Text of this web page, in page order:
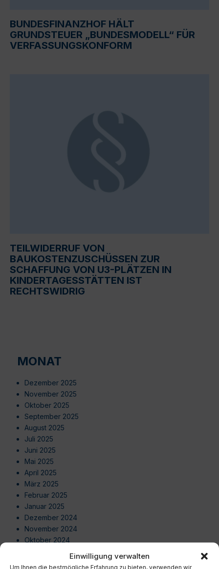
Einwilligung verwalten
Um Ihnen die bestmögliche Erfahrung zu bieten, verwenden wir
BUNDESFINANZHOF HÄLT
GRUNDSTEUER „BUNDESMODELL“ FÜR
VERFASSUNGSKONFORM
TEILWIDERRUF VON
BAUKOSTENZUSCHÜSSEN ZUR
SCHAFFUNG VON U3-PLÄTZEN IN
KINDERTAGESSTÄTTEN IST
RECHTSWIDRIG
MONAT
Dezember 2025
November 2025
Oktober 2025
September 2025
August 2025
Juli 2025
Juni 2025
Mai 2025
April 2025
März 2025
Februar 2025
Januar 2025
Dezember 2024
November 2024
Oktober 2024